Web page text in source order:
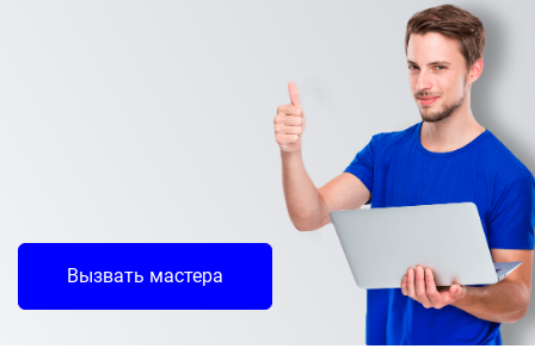
Вызвать мастера